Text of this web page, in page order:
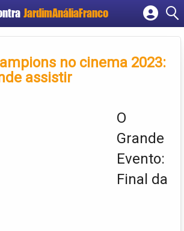
JardimAnáliaFranco
Cadastrar empresa
Criar contano cinema 2023:
assistir
O
Grande
Evento:
Final da